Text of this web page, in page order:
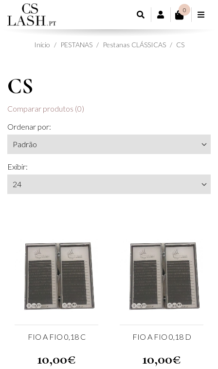
CONTA DE
0
Início PESTANAS Pestanas CLÁSSICAS CS
CS
Comparar produtos (0)
Ordenar por:
Exibir:
FIO A FIO 0,18 C
10,00€
FIO A FIO 0,18 D
10,00€